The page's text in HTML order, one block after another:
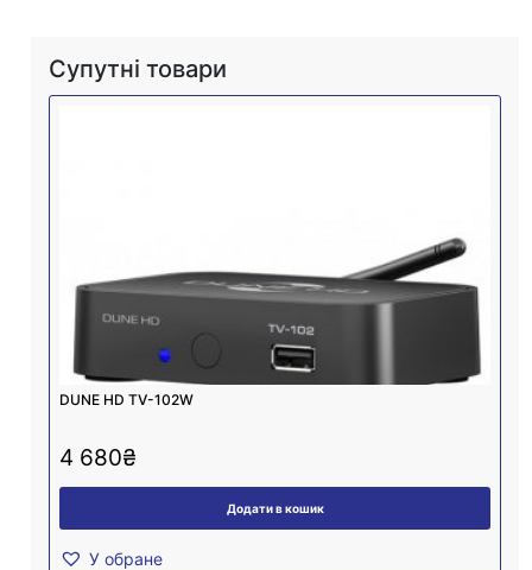
Супутні товари
DUNE HD TV-102W
4 680₴
Додати в кошик
У обране